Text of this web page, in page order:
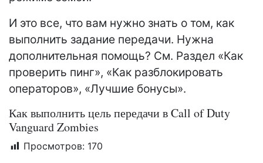
И это все, что вам нужно знать о том, как
выполнить задание передачи. Нужна
дополнительная помощь? См. Раздел «Как
проверить пинг», «Как разблокировать
операторов», «Лучшие бонусы».
Как выполнить цель передачи в Call of Duty
Vanguard Zombies
Просмотров: 170